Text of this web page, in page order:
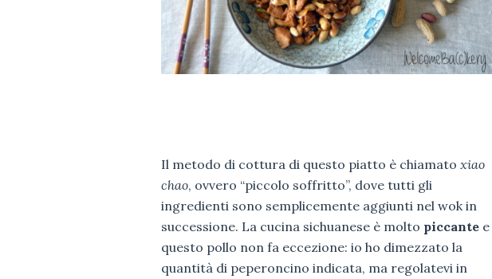
Il metodo di cottura di questo piatto è chiamato xiao
chao, ovvero “piccolo soffritto”, dove tutti gli
ingredienti sono semplicemente aggiunti nel wok in
successione. La cucina sichuanese è molto piccantee
questo pollo non fa eccezione: io ho dimezzato la
quantità di peperoncino indicata, ma regolatevi in